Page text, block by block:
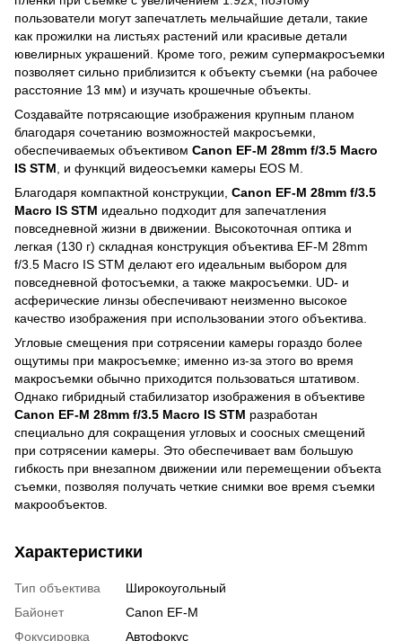
пользователи могут запечатлеть мельчайшие детали, такие
как прожилки на листьях растений или красивые детали
ювелирных украшений. Кроме того, режим супермакросъемки
позволяет сильно приблизится к объекту съемки (на рабочее
расстояние 13 мм) и изучать крошечные объекты.
Создавайте потрясающие изображения крупным планом
благодаря сочетанию возможностей макросъемки,
обеспечиваемых объективом Canon EF-M 28mm f/3.5 Macro
IS STM , и функций видеосъемки камеры EOS M.
Благодаря компактной конструкции, Canon EF-M 28mm f/3.5
Macro IS STM идеально подходит для запечатления
повседневной жизни в движении. Высокоточная оптика и
легкая (130 г) складная конструкция объектива EF-M 28mm
f/3.5 Macro IS STM делают его идеальным выбором для
повседневной фотосъемки, а также макросъемки. UD- и
асферические линзы обеспечивают неизменно высокое
качество изображения при использовании этого объектива.
Угловые смещения при сотрясении камеры гораздо более
ощутимы при макросъемке; именно из-за этого во время
макросъемки обычно приходится пользоваться штативом.
Однако гибридный стабилизатор изображения в объективе
Canon EF-M 28mm f/3.5 Macro IS STM разработан
специально для сокращения угловых и соосных смещений
при сотрясении камеры. Это обеспечивает вам большую
гибкость при внезапном движении или перемещении объекта
съемки, позволяя получать четкие снимки вое время съемки
макрообъектов.
Характеристики
Тип объектива
Широкоугольный
Байонет
Canon EF-M
Фокусировка
Автофокус